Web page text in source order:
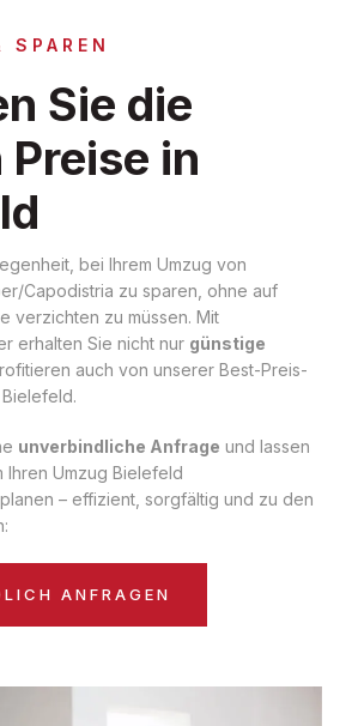
SPAREN
Sie die
in
bei Ihrem Umzug von
Capodistria zu sparen, ohne auf
verzichten zu müssen. Mit
erhalten Sie nicht nur günstige
auch von unserer Best-Preis-
unverbindliche Anfrage und lassen
Ihren Umzug Bielefeld
– effizient, sorgfältig und zu den
ANFRAGEN